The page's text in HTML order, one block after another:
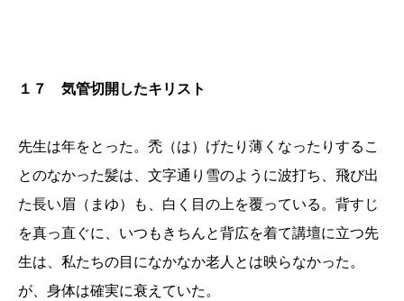
１７ 気管切開したキリスト
先生は年をとった。禿（は）げたり薄くなったりするこ
とのなかった髪は、文字通り雪のように波打ち、飛び出
た長い眉（まゆ）も、白く目の上を覆っている。背すじ
を真っ直ぐに、いつもきちんと背広を着て講壇に立つ先
生は、私たちの目になかなか老人とは映らなかった。
が、身体は確実に衰えていた。